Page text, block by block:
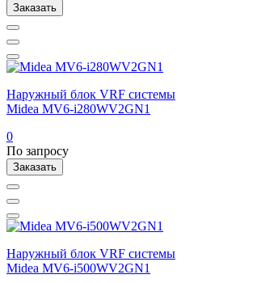
Заказать
Наружный блок VRF системы
Midea MV6-i280WV2GN1
0
По запросу
Заказать
Наружный блок VRF системы
Midea MV6-i500WV2GN1